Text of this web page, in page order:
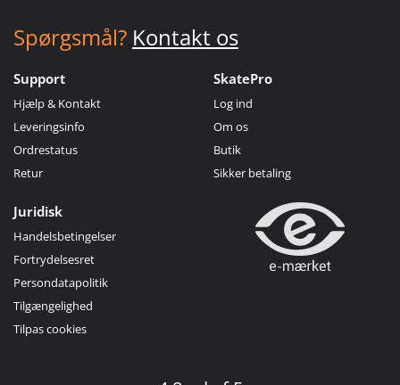
Spørgsmål? Kontakt os
Support
Hjælp & Kontakt
Leveringsinfo
Ordrestatus
Retur
SkatePro
Log ind
Om os
Butik
Sikker betaling
Juridisk
Handelsbetingelser
Fortrydelsesret
Persondatapolitik
Tilgængelighed
Tilpas cookies